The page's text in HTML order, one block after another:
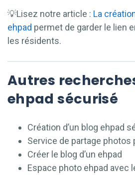
💡Lisez notre article : La
ehpad permet de garder le lien
les résidents.
Autres
ehpad sécurisé
Création d’un blog ehpad
Service de partage photos
Créer le blog d’un ehpad
Espace photo ehpad avec